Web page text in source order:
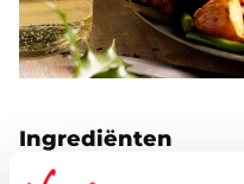
Ingrediënten